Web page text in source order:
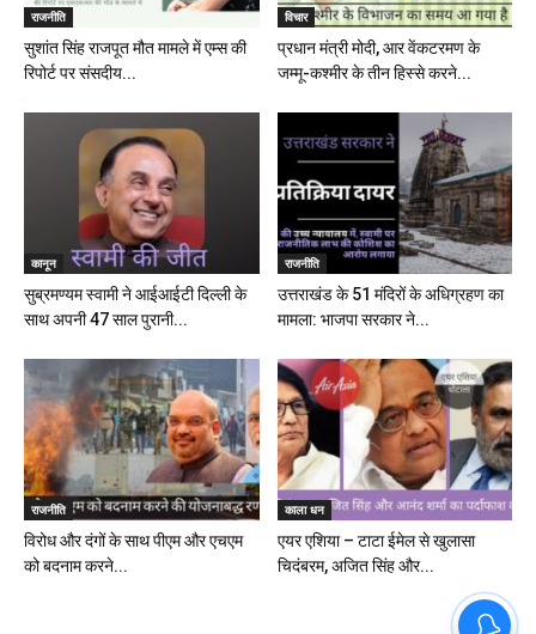
राजनीति
सुशांत सिंह राजपूत मौत मामले में एम्स की
रिपोर्ट पर संसदीय...
विचार
प्रधान मंत्री मोदी, आर वेंकटरमण के
जम्मू-कश्मीर के तीन हिस्से करने...
कानून
सुब्रमण्यम स्वामी ने आईआईटी दिल्ली के
साथ अपनी 47 साल पुरानी...
राजनीति
उत्तराखंड के 51 मंदिरों के अधिग्रहण का
मामला: भाजपा सरकार ने...
राजनीति
विरोध और दंगों के साथ पीएम और एचएम
को बदनाम करने...
काला धन
एयर एशिया – टाटा ईमेल से खुलासा
चिदंबरम, अजित सिंह और...